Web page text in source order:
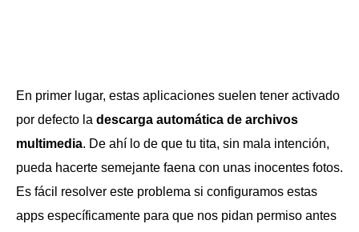
En primer lugar, estas aplicaciones suelen tener activado
por defecto la descarga automática de archivos
multimedia. De ahí lo de que tu tita, sin mala intención,
pueda hacerte semejante faena con unas inocentes fotos.
Es fácil resolver este problema si configuramos estas
apps específicamente para que nos pidan permiso antes